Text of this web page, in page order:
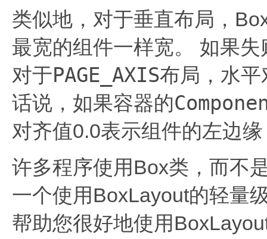
类似地，对于垂直布局，
最宽的组件一样宽。
如果失
对于PAGE_AXIS布局，水
话说，如果容器的
对齐值0.0表示组件的左边
许多程序使用Box类，而不
一个使用BoxLayout的轻量
帮助您很好地使用